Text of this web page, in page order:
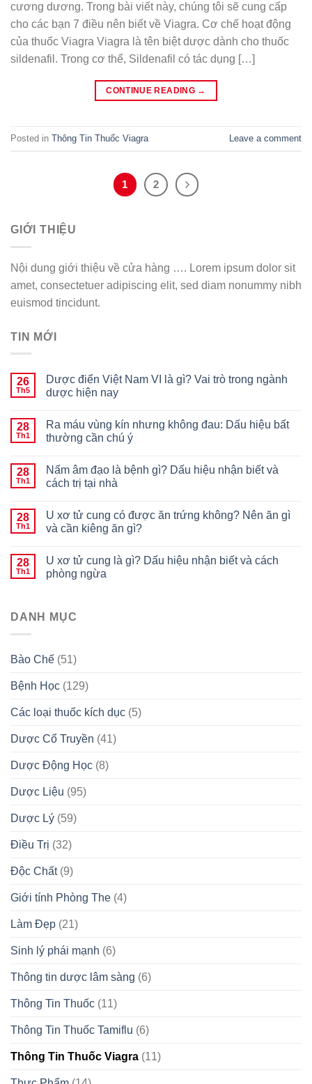
cương dương. Trong bài viết này, chúng tôi sẽ cung cấp
cho các bạn 7 điều nên biết về Viagra. Cơ chế hoạt động
của thuốc Viagra Viagra là tên biệt dược dành cho thuốc
sildenafil. Trong cơ thể, Sildenafil có tác dụng […]
CONTINUE READING →
Posted in Thông Tin Thuốc Viagra Leave a comment
1 2
GIỚI THIỆU
Nội dung giới thiệu về cửa hàng …. Lorem ipsum dolor sit
amet, consectetuer adipiscing elit, sed diam nonummy nibh
euismod tincidunt.
TIN MỚI
26
Th5
Dược điển Việt Nam VI là gì? Vai trò trong ngành
dược hiện nay
28
Th1
Ra máu vùng kín nhưng không đau: Dấu hiệu bất
thường cần chú ý
28
Th1
Nấm âm đạo là bệnh gì? Dấu hiệu nhận biết và
cách trị tại nhà
28
Th1
U xơ tử cung có được ăn trứng không? Nên ăn gì
và cần kiêng ăn gì?
28
Th1
U xơ tử cung là gì? Dấu hiệu nhận biết và cách
phòng ngừa
DANH MỤC
Bào Chế (51)
Bệnh Học (129)
Các loại thuốc kích dục (5)
Dược Cổ Truyền (41)
Dược Động Học (8)
Dược Liệu (95)
Dược Lý (59)
Điều Trị (32)
Độc Chất(9)
Giới tính Phòng The (4)
Làm Đẹp (21)
Sinh lý phái mạnh (6)
Thông tin dược lâm sàng (6)
Thông Tin Thuốc (11)
Thông Tin Thuốc Tamiflu (6)
Thông Tin Thuốc Viagra (11)